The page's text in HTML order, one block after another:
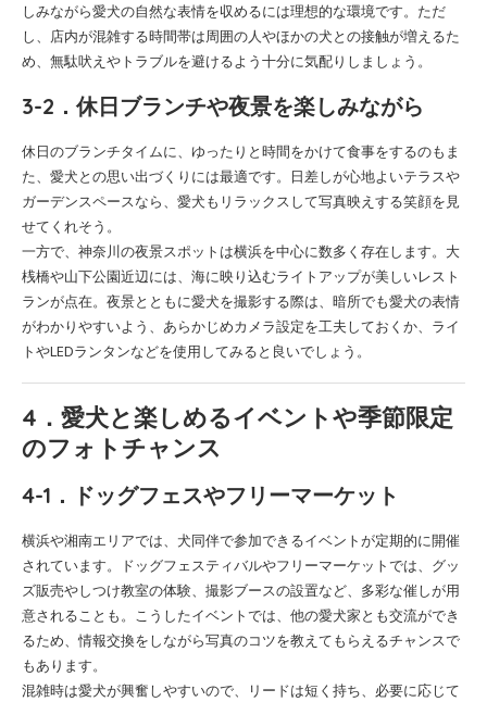
しみながら愛犬の自然な表情を収めるには理想的な環境です。ただ
し、店内が混雑する時間帯は周囲の人やほかの犬との接触が増えるた
め、無駄吠えやトラブルを避けるよう十分に気配りしましょう。
3-2．休日ブランチや夜景を楽しみながら
休日のブランチタイムに、ゆったりと時間をかけて食事をするのもま
た、愛犬との思い出づくりには最適です。日差しが心地よいテラスや
ガーデンスペースなら、愛犬もリラックスして写真映えする笑顔を見
せてくれそう。
一方で、神奈川の夜景スポットは横浜を中心に数多く存在します。大
桟橋や山下公園近辺には、海に映り込むライトアップが美しいレスト
ランが点在。夜景とともに愛犬を撮影する際は、暗所でも愛犬の表情
がわかりやすいよう、あらかじめカメラ設定を工夫しておくか、ライ
トやLEDランタンなどを使用してみると良いでしょう。
4．愛犬と楽しめるイベントや季節限定
のフォトチャンス
4-1．ドッグフェスやフリーマーケット
横浜や湘南エリアでは、犬同伴で参加できるイベントが定期的に開催
されています。ドッグフェスティバルやフリーマーケットでは、グッ
ズ販売やしつけ教室の体験、撮影ブースの設置など、多彩な催しが用
意されることも。こうしたイベントでは、他の愛犬家とも交流ができ
るため、情報交換をしながら写真のコツを教えてもらえるチャンスで
もあります。
混雑時は愛犬が興奮しやすいので、リードは短く持ち、必要に応じて